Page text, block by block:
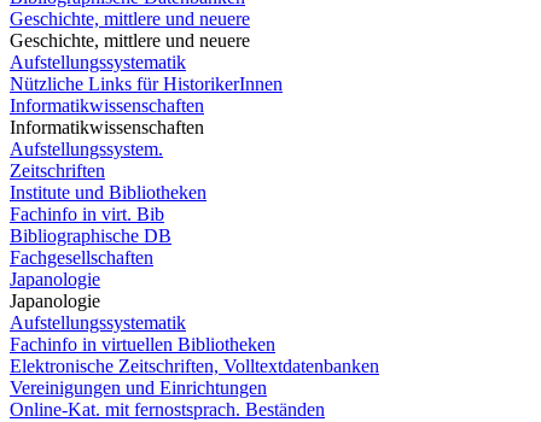
Geschichte, mittlere und neuere
Geschichte, mittlere und neuere
Aufstellungssystematik
Nützliche Links für HistorikerInnen
Informatikwissenschaften
Informatikwissenschaften
Aufstellungssystem.
Zeitschriften
Institute und Bibliotheken
Fachinfo in virt. Bib
Bibliographische DB
Fachgesellschaften
Japanologie
Japanologie
Aufstellungssystematik
Fachinfo in virtuellen Bibliotheken
Elektronische Zeitschriften, Volltextdatenbanken
Vereinigungen und Einrichtungen
Online-Kat. mit fernostsprach. Beständen